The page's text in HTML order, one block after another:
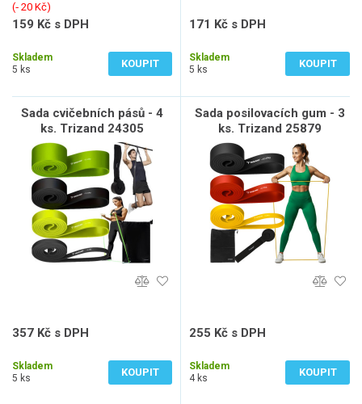
(‐ 20 Kč)
159 Kč s DPH
Skladem
5 ks
KOUPIT
171 Kč s DPH
Skladem
5 ks
KOUPIT
Sada cvičebních pásů - 4
ks. Trizand 24305
357 Kč s DPH
Skladem
5 ks
KOUPIT
Sada posilovacích gum - 3
ks. Trizand 25879
255 Kč s DPH
Skladem
4 ks
KOUPIT